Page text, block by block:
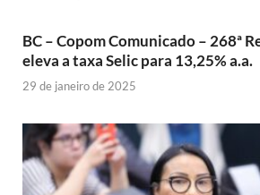
BC – Copom Comunicado – 268ª
eleva a taxa Selic para 13,25% a.a.
29 de janeiro de 2025